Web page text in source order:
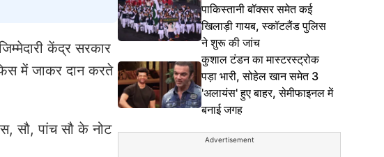
केंद्र सरकार
में जाकर दान करते
सौ, पांच सौ के नोट
पाकिस्तानी बॉक्सर समेत कई
खिलाड़ी गायब, स्कॉटलैंड पुलिस
ने शुरू की जांच
कुशाल टंडन का मास्टरस्ट्रोक
पड़ा भारी, सोहेल खान समेत 3
'अलायंस' हुए बाहर, सेमीफाइनल में
बनाई जगह
Advertisement